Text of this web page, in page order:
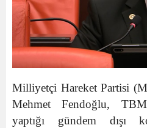
Milliyetçi Hareket Partisi
Mehmet Fendoğlu,
yaptığı gündem dışı